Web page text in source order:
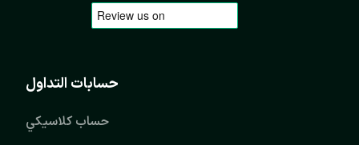
حسابات التداول
حساب كلاسيكي